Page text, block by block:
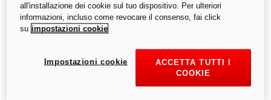
all'installazione dei cookie sul tuo dispositivo. Per ulteriori
informazioni, incluso come revocare il consenso, fai click
su impostazioni cookie
ACCETTA TUTTI I
COOKIE
Impostazioni cookie